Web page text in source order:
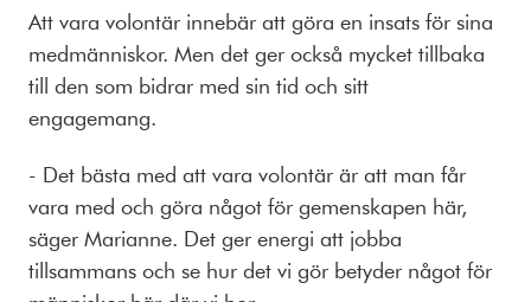
Att vara volontär innebär att göra en insats för sina
medmänniskor. Men det ger också mycket tillbaka
till den som bidrar med sin tid och sitt
engagemang.
- Det bästa med att vara volontär är att man får
vara med och göra något för gemenskapen här,
säger Marianne. Det ger energi att jobba
tillsammans och se hur det vi gör betyder något för